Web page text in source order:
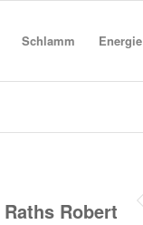
Schlamm Energie
Raths Robert